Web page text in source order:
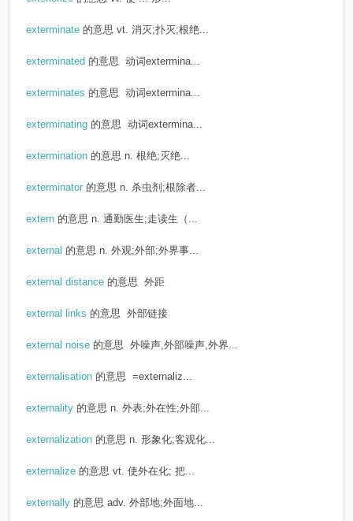
exterminate 的意思 vt. 消灭;扑灭;根绝...
exterminated 的意思 动词extermina...
exterminates 的意思 动词extermina...
exterminating 的意思 动词extermina...
extermination 的意思 n. 根绝;灭绝...
exterminator 的意思 n. 杀虫剂;根除者...
extern 的意思 n. 通勤医生;走读生（...
external 的意思 n. 外观;外部;外界事...
external distance 的意思 外距
external links 的意思 外部链接
external noise 的意思 外噪声,外部噪声,外界...
externalisation 的意思 =externaliz...
externality 的意思 n. 外表;外在性;外部...
externalization 的意思 n. 形象化;客观化...
externalize 的意思 vt. 使外在化; 把...
externally 的意思 adv. 外部地;外面地...